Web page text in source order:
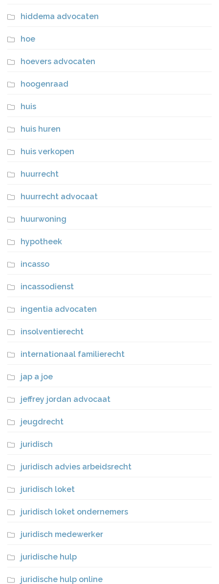
hiddema advocaten
hoe
hoevers advocaten
hoogenraad
huis
huis huren
huis verkopen
huurrecht
huurrecht advocaat
huurwoning
hypotheek
incasso
incassodienst
ingentia advocaten
insolventierecht
internationaal familierecht
jap a joe
jeffrey jordan advocaat
jeugdrecht
juridisch
juridisch advies arbeidsrecht
juridisch loket
juridisch loket ondernemers
juridisch medewerker
juridische hulp
juridische hulp online